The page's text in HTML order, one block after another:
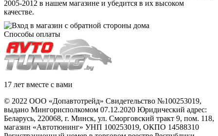
2005-2012 в нашем магазине и убедится в их высоком
качестве.
Способы оплаты
17 лет вместе с вами
© 2022 ООО «Допавтотрейд» Свидетельство №100253019,
выдано Мингорисполкомом 07.12.2020 Юридический адрес:
Беларусь, 220068, г. Минск, ул. Сморговский тракт 9, пом. 118,
магазин «Автотюнинг» УНП 100253019, ОКПО 14588310